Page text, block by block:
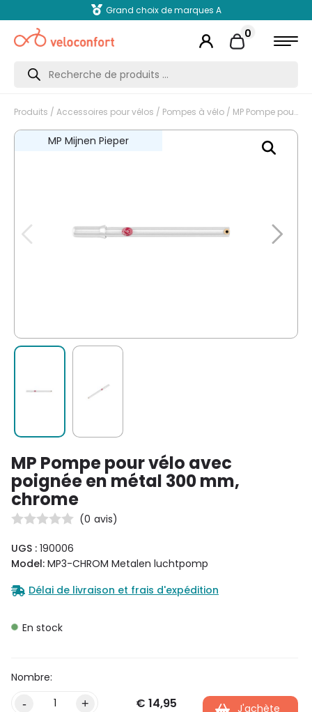
Grand choix de marques A
0
Recherche
produits
Produits / Accessoires pour vélos / Pompes à vélo / MP Pompe pour vélo avec poignée en métal 300 mm, chrome
MP Mijnen Pieper
MP Pompe pour vélo avec
poignée en métal 300 mm,
chrome
(0 avis)
UGS : 190006
Model: MP3-CHROM Metalen luchtpomp
Délai de livraison et frais d'expédition
En stock
- + € 14,95 J'achète
Alternative: